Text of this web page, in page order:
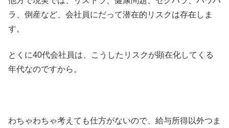
ラ、倒産など、会社員にだって潜在的リスクは存在しま
す。
とくに40代会社員は、こうしたリスクが顕在化してくる
年代なのですから。
わちゃわちゃ考えても仕方がないので、給与所得以外つま